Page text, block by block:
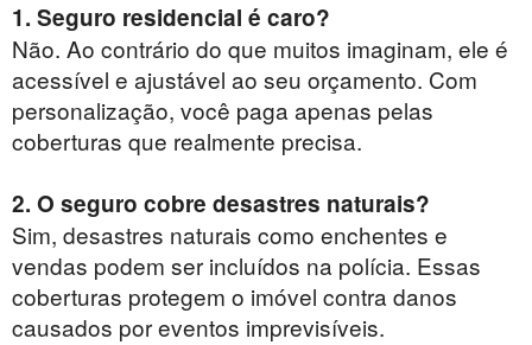
1. Seguro residencial é caro?
Não. Ao contrário do que muitos imaginam, ele é
acessível e ajustável ao seu orçamento. Com
personalização, você paga apenas pelas
coberturas que realmente precisa.
2. O seguro cobre desastres naturais?
Sim, desastres naturais como enchentes e
vendas podem ser incluídos na polícia. Essas
coberturas protegem o imóvel contra danos
causados ​​por eventos imprevisíveis.